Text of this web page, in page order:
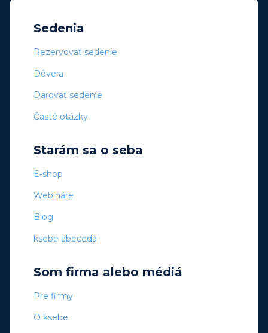
Sedenia
Rezervovať sedenie
Dôvera
Darovať sedenie
Časté otázky
Starám sa o seba
E-shop
Webináre
Blog
ksebe abeceda
Som firma alebo médiá
Pre firmy
O ksebe